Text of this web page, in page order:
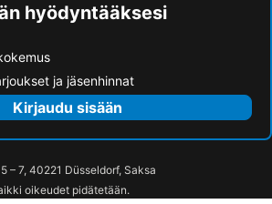
Oasis Koh Chang
market
Resort
Drifters Anchor
Chang
Hotel Kachapol
hyödyntääksesi
ja jäsenhinnat
Kirjaudu sisään
– 7, 40221 Düsseldorf, Saksa
oikeudet pidätetään.